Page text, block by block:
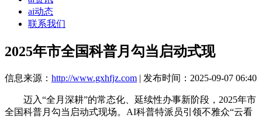
ai动态
联系我们
2025年市全国科普月勾当启动式现
信息来源： http://www.gxhfjz.com | 发布时间：2025-09-07 06:40
迈入“全月深耕”的常态化、延续性办事新阶段，2025年市
全国科普月勾当启动式现场。AI科普特派员引领不雅众“云看